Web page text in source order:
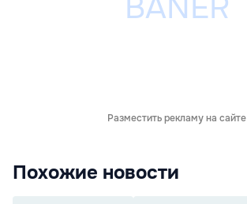
Разместить рекламу на сайте
Похожие новости